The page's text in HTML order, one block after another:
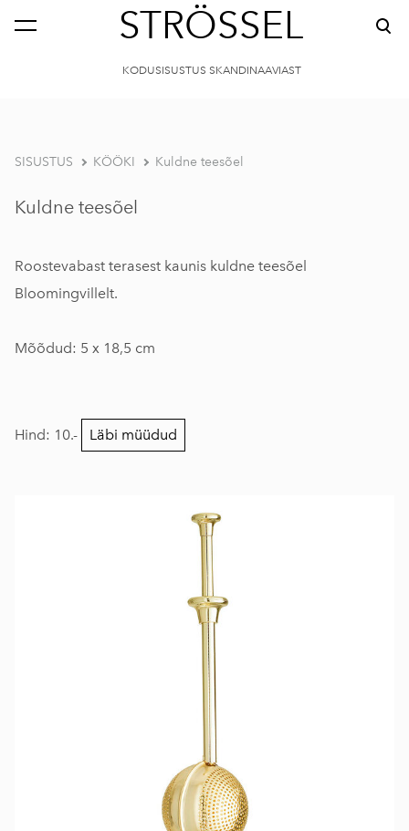
STRÖSSEL
KODUSISUSTUS SKANDINAAVIAST
SISUSTUS KÖÖKI Kuldne teesõel
Kuldne teesõel
Roostevabast terasest kaunis kuldne teesõel
Bloomingvillelt.
Mõõdud: 5 x 18,5 cm
Hind: 10.- Läbi müüdud